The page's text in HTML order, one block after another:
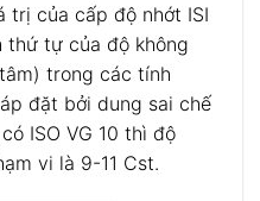
trị của cấp độ nhớt ISI
thứ tự của độ không
trong các tính
đặt bởi dung sai chế
ISO VG 10 thì độ
vi là 9-11 Cst.